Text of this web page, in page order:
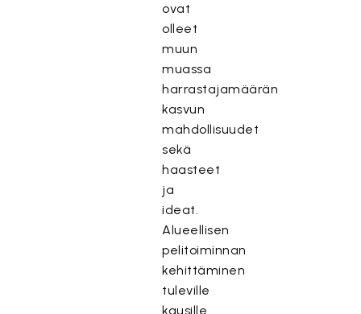
ovat
olleet
muun
muassa
harrastajamäärän
kasvun
mahdollisuudet
sekä
haasteet
ja
ideat.
Alueellisen
pelitoiminnan
kehittäminen
tuleville
kausille